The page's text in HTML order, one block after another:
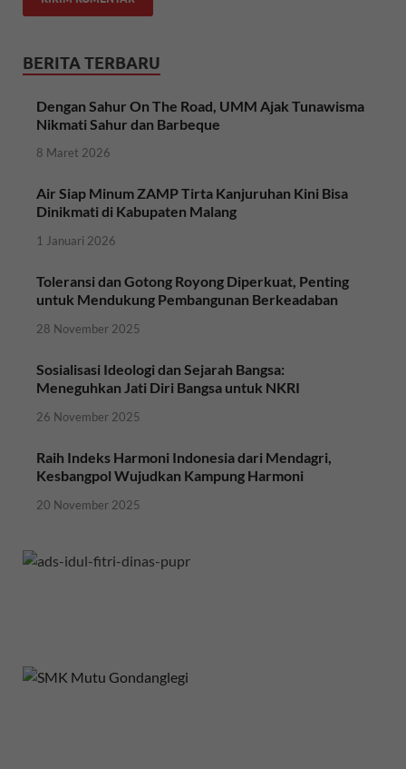
BERITA TERBARU
Dengan Sahur On The Road, UMM Ajak Tunawisma
Nikmati Sahur dan Barbeque
8 Maret 2026
Air Siap Minum ZAMP Tirta Kanjuruhan Kini Bisa
Dinikmati di Kabupaten Malang
1 Januari 2026
Toleransi dan Gotong Royong Diperkuat, Penting
untuk Mendukung Pembangunan Berkeadaban
28 November 2025
Sosialisasi Ideologi dan Sejarah Bangsa:
Meneguhkan Jati Diri Bangsa untuk NKRI
26 November 2025
Raih Indeks Harmoni Indonesia dari Mendagri,
Kesbangpol Wujudkan Kampung Harmoni
20 November 2025